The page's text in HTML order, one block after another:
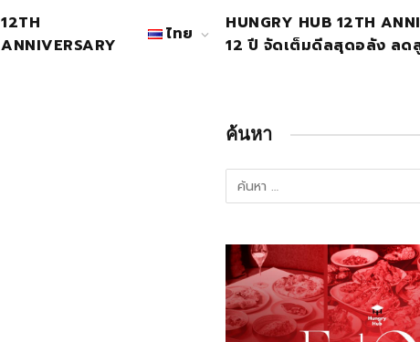
12TH
ANNIVERSARY
ไทย
HUNGRY HUB 12TH
12 ปี จัดเต็มดีลสุดอลัง ลด
ค้นหา